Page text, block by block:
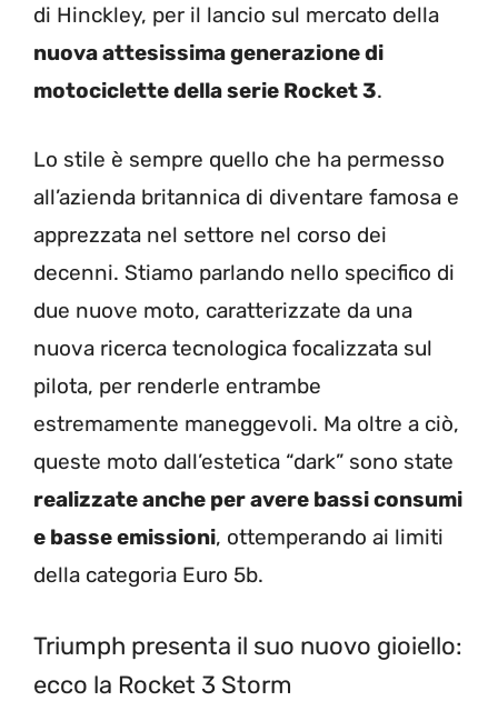
di Hinckley, per il lancio sul mercato della
nuova attesissima generazione di
motociclette della serie Rocket 3.
Lo stile è sempre quello che ha permesso
all’azienda britannica di diventare famosa e
apprezzata nel settore nel corso dei
decenni. Stiamo parlando nello specifico di
due nuove moto, caratterizzate da una
nuova ricerca tecnologica focalizzata sul
pilota, per renderle entrambe
estremamente maneggevoli. Ma oltre a ciò,
queste moto dall’estetica “dark” sono state
realizzate anche per avere bassi consumi
e basse emissioni, ottemperando ai limiti
della categoria Euro 5b.
Triumph presenta il suo nuovo gioiello:
ecco la Rocket 3 Storm